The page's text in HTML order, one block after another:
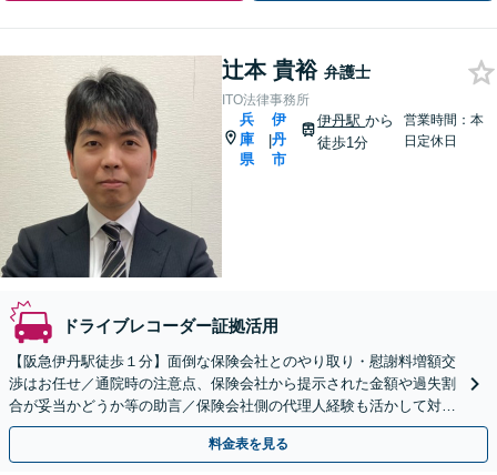
辻本 貴裕 弁護士
ITO法律事務所
兵
庫
県
|
伊
丹
市
伊丹駅から
徒歩1分
営業時間：本
日定休日
ドライブレコーダー証拠活用
【阪急伊丹駅徒歩１分】面倒な保険会社とのやり取り・慰謝料増額交
渉はお任せ／通院時の注意点、保険会社から提示された金額や過失割
合が妥当かどうか等の助言／保険会社側の代理人経験も活かして対応
します【弁護士費用特約OK】
料金表を見る